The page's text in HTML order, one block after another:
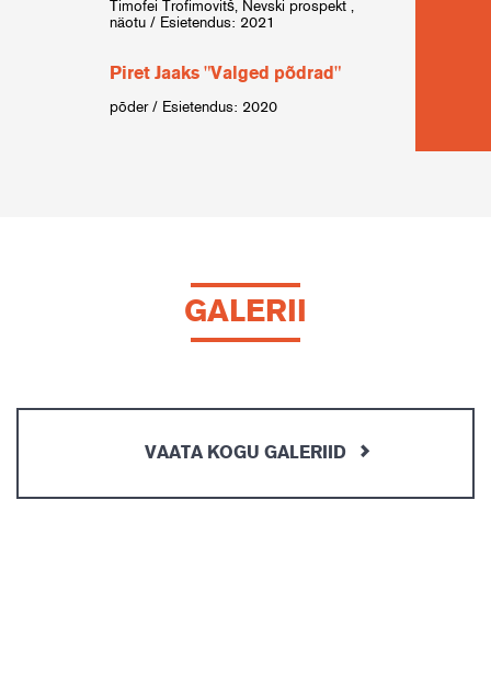
Timofei Trofimovitš, Nevski prospekt ,
näotu / Esietendus: 2021
Piret Jaaks "Valged põdrad"
põder / Esietendus: 2020
GALERII
VAATA KOGU GALERIID